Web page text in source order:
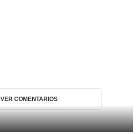
VER COMENTARIOS